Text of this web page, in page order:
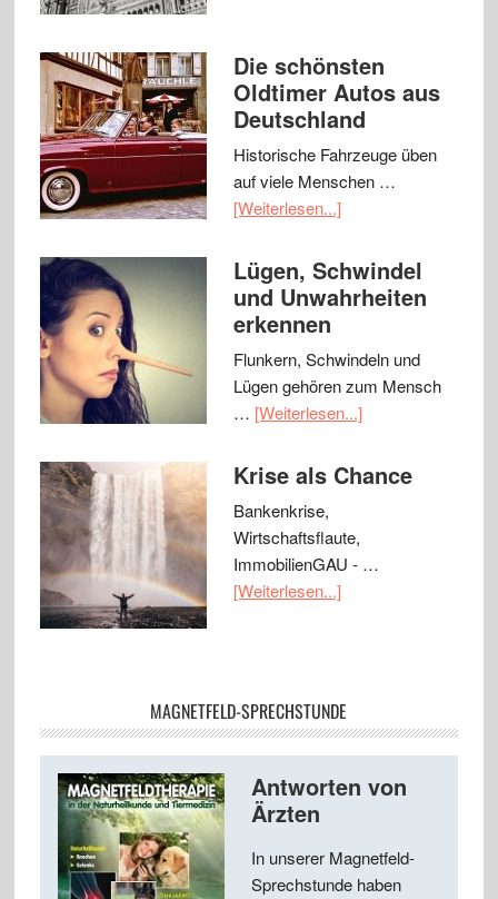
Die schönsten
Oldtimer Autos aus
Deutschland
Historische Fahrzeuge üben
auf viele Menschen …
[Weiterlesen...]
Lügen, Schwindel
und Unwahrheiten
erkennen
Flunkern, Schwindeln und
Lügen gehören zum Mensch
… [Weiterlesen...]
Krise als Chance
Bankenkrise,
Wirtschaftsflaute,
ImmobilienGAU - …
[Weiterlesen...]
MAGNETFELD-SPRECHSTUNDE
Antworten von
Ärzten
In unserer Magnetfeld-
Sprechstunde haben